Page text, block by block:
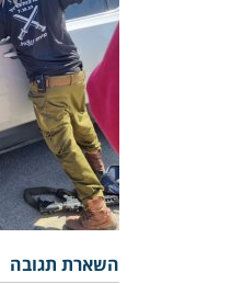
השארת תגובה